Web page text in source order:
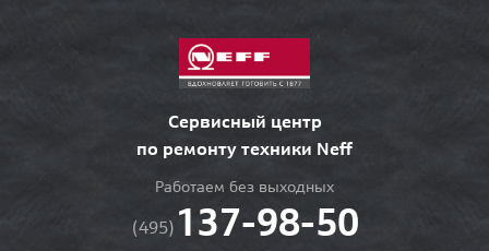
Сервисный центр
по ремонту техники Neff
Работаем без выходных
(495) 137-98-50